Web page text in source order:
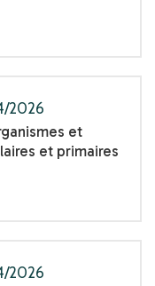
2026
et
et primaires
2026